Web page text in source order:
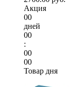
Акция
00
дней
00
:
00
00
Товар дня